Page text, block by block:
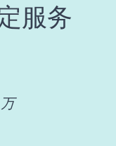
服务
万